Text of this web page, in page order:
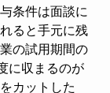
条件は面談に
ると手元に残
の試用期間の
に収まるのが
カットした